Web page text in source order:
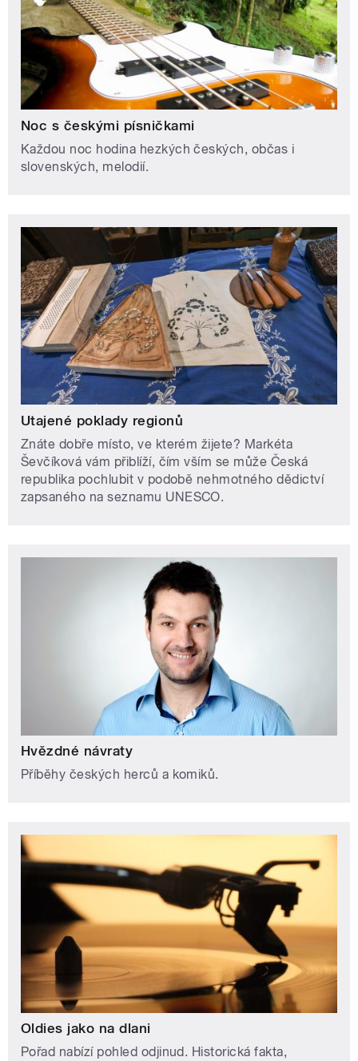
Noc s českými písničkami
Každou noc hodina hezkých českých, občas i
slovenských, melodií.
Utajené poklady regionů
Znáte dobře místo, ve kterém žijete? Markéta
Ševčíková vám přiblíží, čím vším se může Česká
republika pochlubit v podobě nehmotného dědictví
zapsaného na seznamu UNESCO.
Hvězdné návraty
Příběhy českých herců a komiků.
Oldies jako na dlani
Pořad nabízí pohled odjinud. Historická fakta,